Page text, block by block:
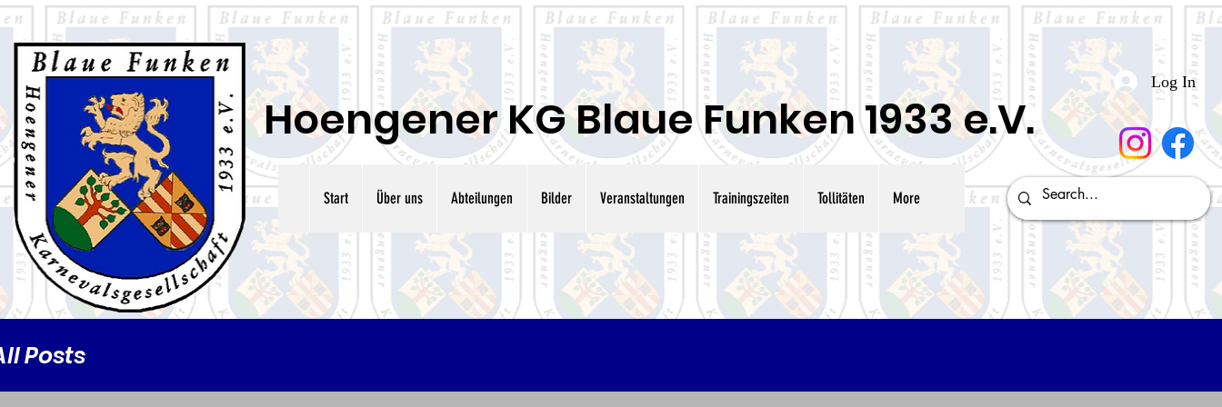
Start Über uns Abteilungen Bilder Veranstaltungen Trainingszeiten Tollitäten More
Hoengener KG Blaue Funken 1933 e.V.
Log In
Posts